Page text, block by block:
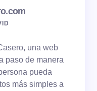
una web
paso de manera
pueda
más simples a